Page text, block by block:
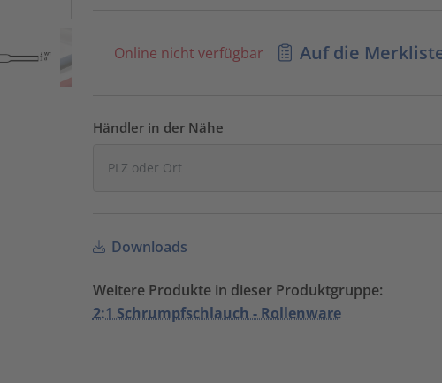
Online nicht verfügbar Auf die
Händler in der Nähe
Downloads
Weitere Produkte in dieser Produktgruppe:
2:1 Schrumpfschlauch - Rollenware